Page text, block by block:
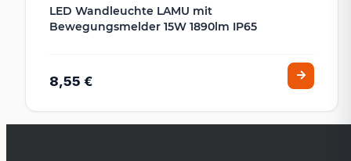
LED Wandleuchte LAMU mit
Bewegungsmelder 15W 1890lm IP65
8,55 €